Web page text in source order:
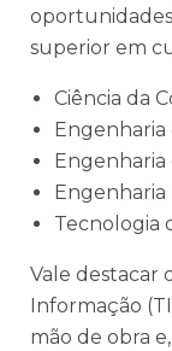
superior em
Ciência da
Engenharia
Tecnologia
Vale destacar
Informação
mão de obra